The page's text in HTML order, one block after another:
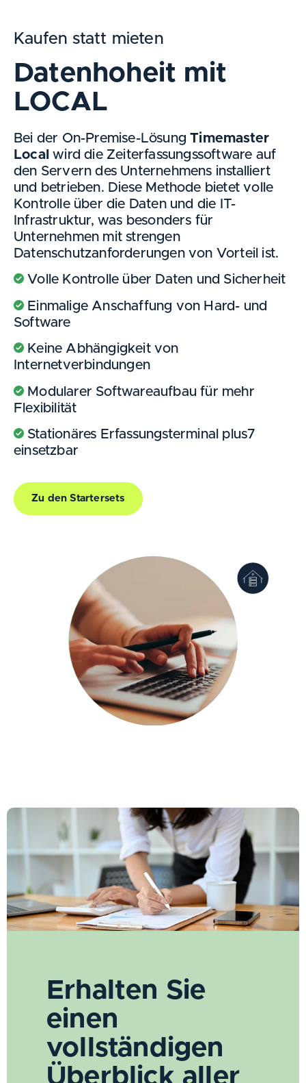
Kaufen statt mieten
Datenhoheit mit
LOCAL
Bei der On-Premise-LösungTimemaster
Local wird die Zeiterfassungssoftware auf
den Servern des Unternehmens installiert
und betrieben. Diese Methode bietet volle
Kontrolle über die Daten und die IT-
Infrastruktur, was besonders für
Unternehmen mit strengen
Datenschutzanforderungen von Vorteil ist.
Volle Kontrolle über Daten und Sicherheit
Einmalige Anschaffung von Hard- und
Software
Keine Abhängigkeit von
Internetverbindungen
Modularer Softwareaufbau für mehr
Flexibilität
Stationäres Erfassungsterminal plus7
einsetzbar
Zu den Startersets
Erhalten Sie
einen
vollständigen
Überblick aller